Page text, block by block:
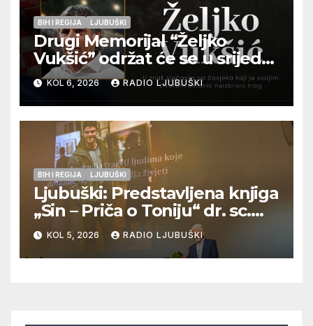
BIH I REGIJA LJUBUŠKI
Drugi Memorijal “Željko
Vukšić” održat će se u srijedu
12. kolovoza u Otoku
KOL 6, 2026 RADIO LJUBUŠKI
BIH I REGIJA LJUBUŠKI
Ljubuški: Predstavljena knjiga
„Sin – Priča o Toniju“ dr. sc.
Zdenka Hercega
KOL 5, 2026 RADIO LJUBUŠKI